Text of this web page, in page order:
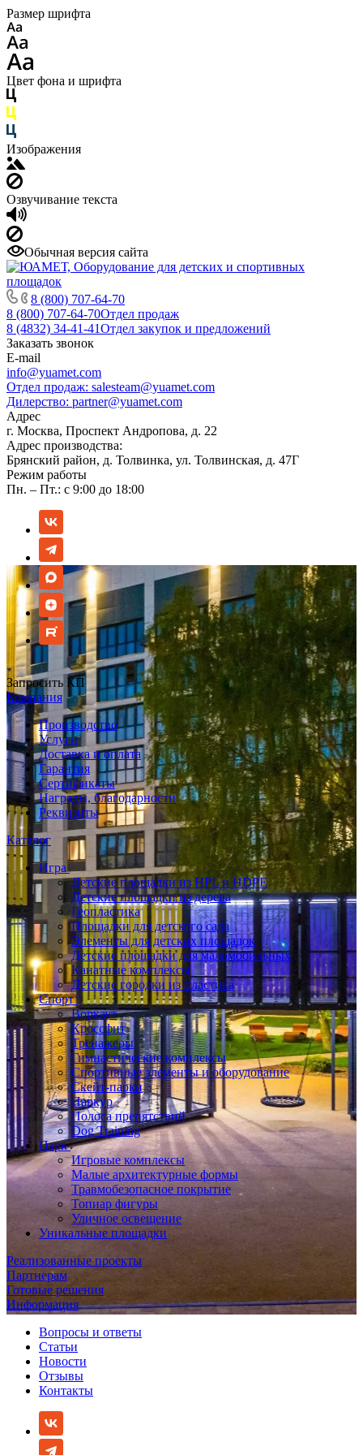
Размер шрифта
Цвет фона и шрифта
Изображения
Озвучивание текста
Обычная версия сайта
8 (800) 707-64-70
8 (800) 707-64-70Отдел продаж
8 (4832) 34-41-41Отдел закупок и предложений
Заказать звонок
E-mail
info@yuamet.com
Отдел продаж: salesteam@yuamet.com
Дилерство: partner@yuamet.com
Адрес
г. Москва, Проспект Андропова, д. 22
Адрес производства:
Брянский район, д. Толвинка, ул. Толвинская, д. 47Г
Режим работы
Пн. – Пт.: с 9:00 до 18:00
Запросить КП
Компания
Производство
Услуги
Доставка и оплата
Гарантия
Сертификаты
Награды, благодарности
Реквизиты
Каталог
Игра
Детские площадки из HPL и HDPE
Детские площадки из дерева
Геопластика
Площадки для детского сада
Элементы для детских площадок
Детские площадки для маломобильных
Канатные комплексы
Детские городки из пластика
Спорт
Воркаут
Кроссфит
Тренажеры
Гимнастические комплексы
Спортивные элементы и оборудование
Скейт-парки
Паркур
Полоса препятствий
Dog Training
Парк
Игровые комплексы
Малые архитектурные формы
Травмобезопасное покрытие
Топиар фигуры
Уличное освещение
Уникальные площадки
Реализованные проекты
Партнерам
Готовые решения
Информация
Вопросы и ответы
Статьи
Новости
Отзывы
Контакты